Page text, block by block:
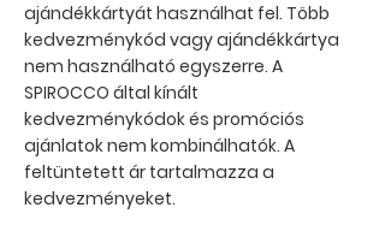
ajándékkártyát használhat fel. Több
kedvezménykód vagy ajándékkártya
nem használható egyszerre. A
SPIROCCO által kínált
kedvezménykódok és promóciós
ajánlatok nem kombinálhatók. A
feltüntetett ár tartalmazza a
kedvezményeket.